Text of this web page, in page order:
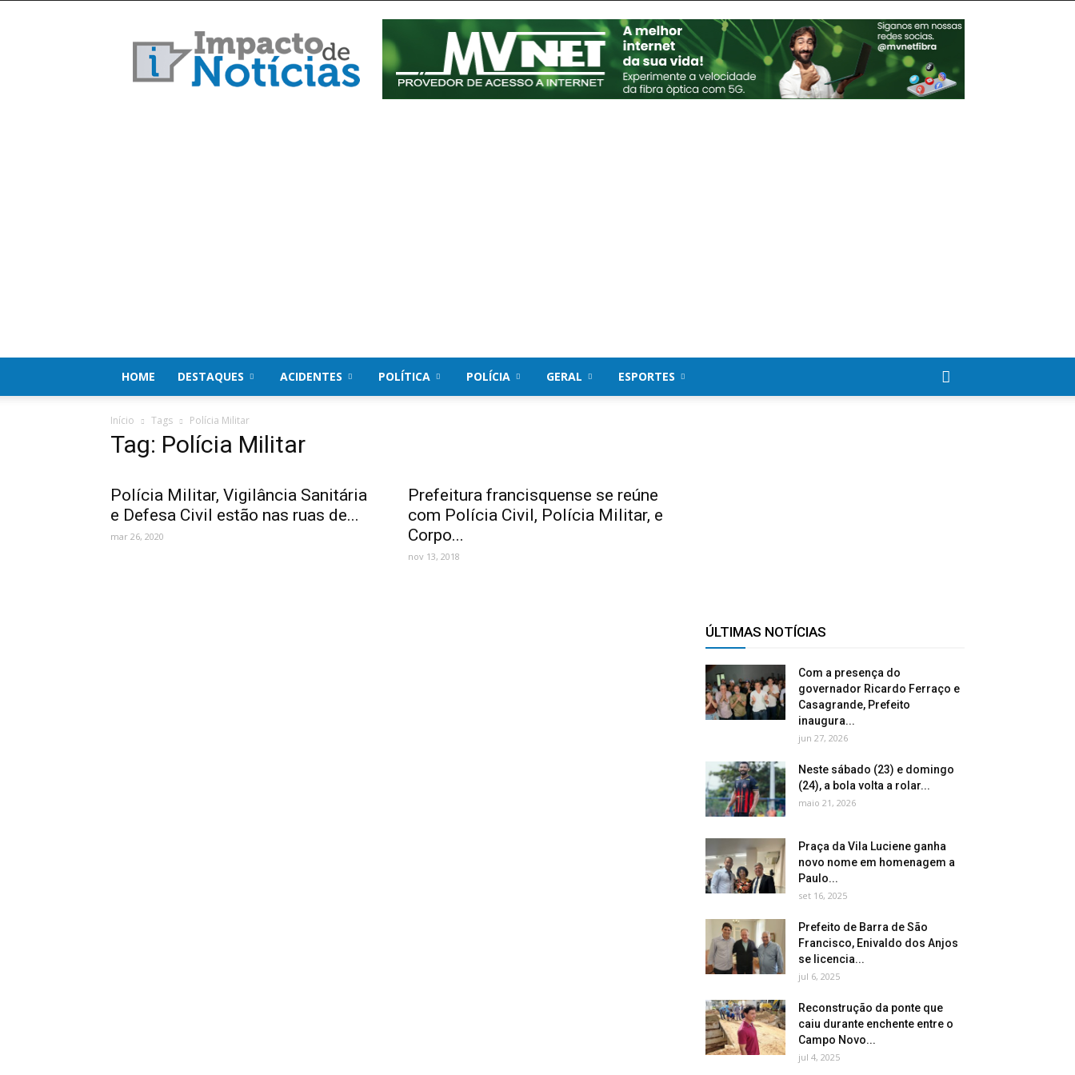
de
Notícias
HOME DESTAQUES ACIDENTES POLÍTICA POLÍCIA GERAL ESPORTES
Início Tags Polícia Militar
Tag: Polícia Militar
Polícia Militar, Vigilância Sanitária
e Defesa Civil estão nas ruas de...
mar 26, 2020
Prefeitura francisquense se reúne
com Polícia Civil, Polícia Militar, e
Corpo...
nov 13, 2018
ÚLTIMAS NOTÍCIAS
Com a presença do
governador Ricardo Ferraço e
Casagrande, Prefeito
inaugura...
jun 27, 2026
Neste sábado (23) e domingo
(24), a bola volta a rolar...
maio 21, 2026
Praça da Vila Luciene ganha
novo nome em homenagem a
Paulo...
set 16, 2025
Prefeito de Barra de São
Francisco, Enivaldo dos Anjos
se licencia...
jul 6, 2025
Reconstrução da ponte que
caiu durante enchente entre o
Campo Novo...
jul 4, 2025